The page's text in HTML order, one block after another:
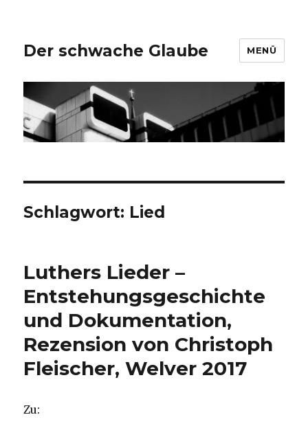
Der schwache Glaube MENÜ
Schlagwort: Lied
Luthers Lieder –
Entstehungsgeschichte
und Dokumentation,
Rezension von Christoph
Fleischer, Welver 2017
Zu: